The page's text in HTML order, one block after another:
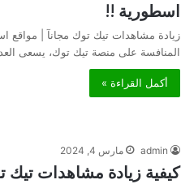
اسطورية !!
زيادة مشاهدات تيك توك مجانآ | مواقع
المنافسة على منصة تيك توك، يسعى
أكمل القراءة »
admin مارس 4, 2024
كيفية زيادة مشاهدات تيك